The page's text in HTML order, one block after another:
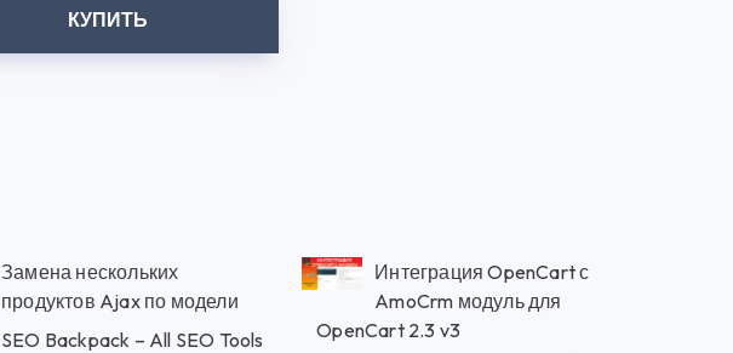
КУПИТЬ
Замена нескольких
продуктов Ajax по модели
SEO Backpack – All SEO Tools
Интеграция OpenCart с
AmoCrm модуль для
OpenCart 2.3 v3